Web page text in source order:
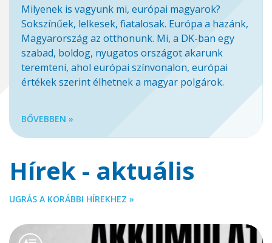
Milyenek is vagyunk mi, európai magyarok?
Sokszínűek, lelkesek, fiatalosak. Európa a hazánk,
Magyarország az otthonunk. Mi, a DK-ban egy
szabad, boldog, nyugatos országot akarunk
teremteni, ahol európai színvonalon, európai
értékek szerint élhetnek a magyar polgárok.
BŐVEBBEN »
Hírek - aktuális
UGRÁS A KORÁBBI HÍREKHEZ »